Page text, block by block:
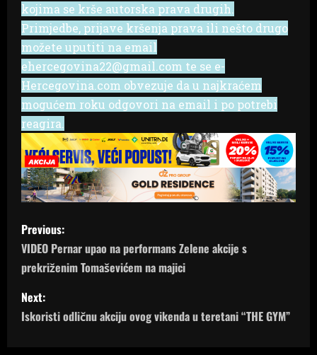
kojima se krše autorska prava drugih.
Primjedbe, prijave kršenja prava ili nešto drugo
možete uputiti na email
ehercegovina22@gmail.com te se e-
Hercegovina.com obvezuje da u najkraćem
mogućem roku odgovori na email i po potrebi
reagira.
P
o
s
t
Previous:
VIDEO Pernar upao na performans Zelene akcije s
prekriženim Tomaševićem na majici
Next:
Iskoristi odličnu akciju ovog vikenda u teretani “THE GYM”